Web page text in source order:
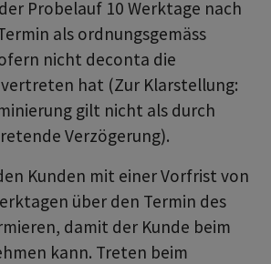
Probelauf 10 Werktage nach
als ordnungsgemäss
nicht deconta die
hat (Zur Klarstellung:
gilt nicht als durch
Verzögerung).
Kunden mit einer Vorfrist von
über den Termin des
damit der Kunde beim
kann. Treten beim